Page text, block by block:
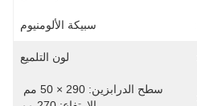
سبيكة الألومنيوم
لون التلميع